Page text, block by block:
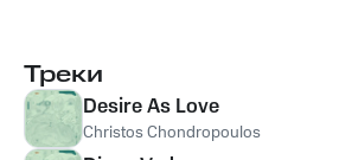
Треки
Desire As Love
Christos Chondropoulos